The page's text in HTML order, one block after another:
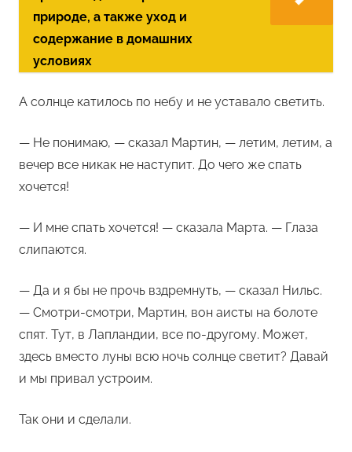
природе, а также уход и
содержание в домашних
условиях
А солнце катилось по небу и не уставало светить.
— Не понимаю, — сказал Мартин, — летим, летим, а
вечер все никак не наступит. До чего же спать
хочется!
— И мне спать хочется! — сказала Марта. — Глаза
слипаются.
— Да и я бы не прочь вздремнуть, — сказал Нильс.
— Смотри-смотри, Мартин, вон аисты на болоте
спят. Тут, в Лапландии, все по-другому. Может,
здесь вместо луны всю ночь солнце светит? Давай
и мы привал устроим.
Так они и сделали.